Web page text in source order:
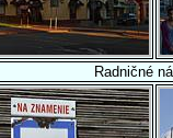
Radničné